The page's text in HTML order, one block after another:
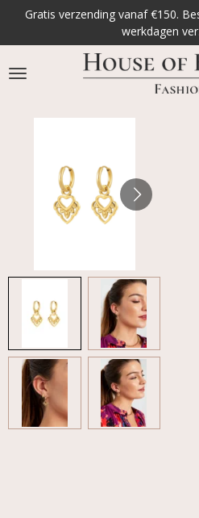
naar
de
hoofdinhoud
Gratis verzending vanaf €150.
werkdagen